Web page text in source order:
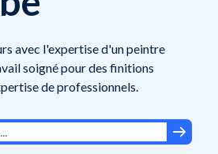
avec l'expertise d'un peintre
soigné pour des finitions
de professionnels.